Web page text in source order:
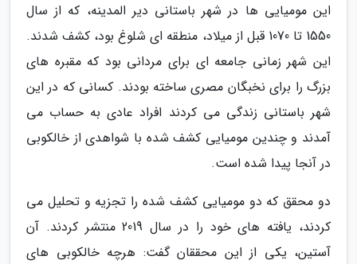
این مومیایی ها در شهر باستانی دیر المدینه، که از سال
1550 تا 1070 قبل از میلاد، منطقه ای شلوغ بود، کشف شدند.
این شهر زمانی جامعه ای برای مردانی بود که مقبره های
بزرگ را برای نخبگان مصری ساخته بودند. کسانی که در این
شهر باستانی زندگی می کردند افراد عادی به حساب می
آمدند و چندین مومیایی کشف شده با شواهدی از خالکوبی
در آنجا پیدا شده است.
دو محقق که دو مومیایی کشف شده را تجزیه و تحلیل می
کردند، یافته های خود را در سال 2019 منتشر کردند. آن
آستین، یکی از این محققان گفت: هرچه خالکوبی های